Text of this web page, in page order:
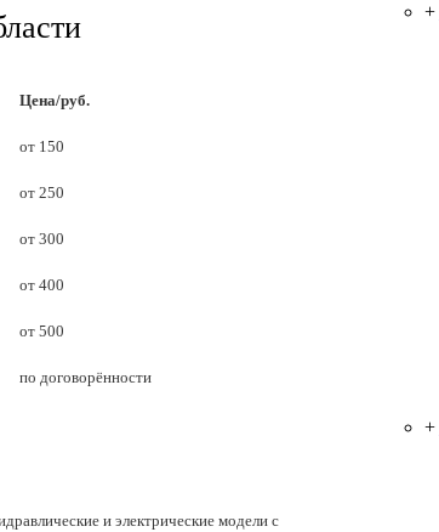
Цена/руб.
от 150
от 250
от 300
от 400
от 500
по договорённости
и электрические модели с
+
+